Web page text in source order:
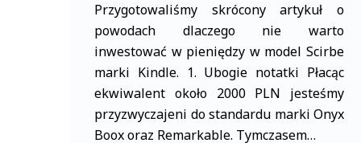
Przygotowaliśmy skrócony artykuł o
powodach dlaczego nie warto
inwestować w pieniędzy w model Scirbe
marki Kindle. 1. Ubogie notatki Płacąc
ekwiwalent około 2000 PLN jesteśmy
przyzwyczajeni do standardu marki Onyx
Boox oraz Remarkable. Tymczasem…